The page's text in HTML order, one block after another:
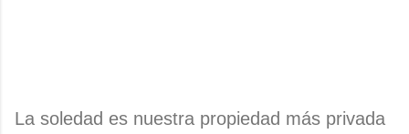
La soledad es nuestra propiedad más privada